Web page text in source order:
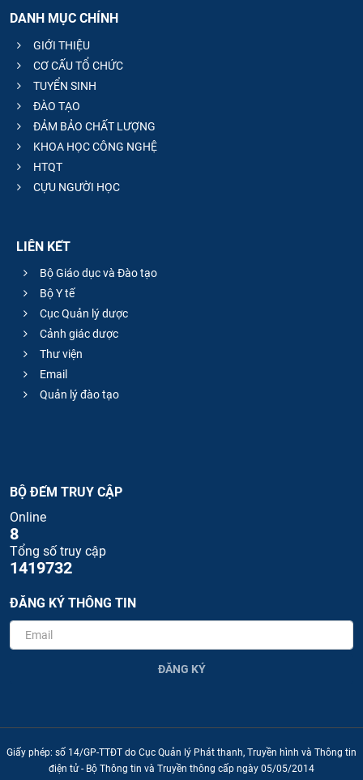
DANH MỤC CHÍNH
GIỚI THIỆU
CƠ CẤU TỔ CHỨC
TUYỂN SINH
ĐÀO TẠO
ĐẢM BẢO CHẤT LƯỢNG
KHOA HỌC CÔNG NGHỆ
HTQT
CỰU NGƯỜI HỌC
LIÊN KẾT
Bộ Giáo dục và Đào tạo
Bộ Y tế
Cục Quản lý dược
Cảnh giác dược
Thư viện
Email
Quản lý đào tạo
BỘ ĐẾM TRUY CẬP
Online
8
Tổng số truy cập
1419732
ĐĂNG KÝ THÔNG TIN
ĐĂNG KÝ
Giấy phép: số 14/GP-TTĐT do Cục Quản lý Phát thanh, Truyền hình và Thông tin
điện tử - Bộ Thông tin và Truyền thông cấp ngày 05/05/2014